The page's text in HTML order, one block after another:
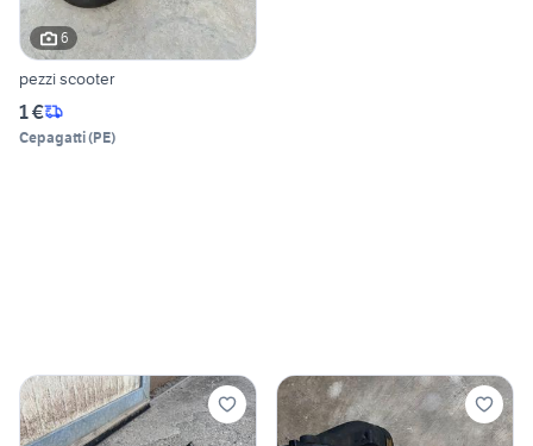
6
pezzi scooter
1 €
Cepagatti(PE)